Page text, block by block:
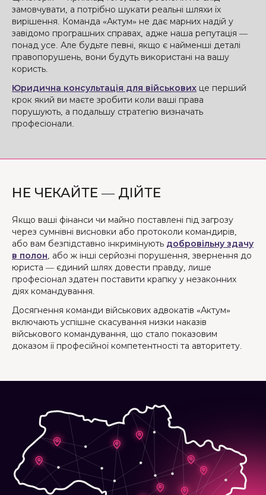
замовчувати, а потрібно шукати реальні шляхи їх
вирішення. Команда «Актум» не дає марних надій у
завідомо програшних справах, адже наша репутація —
понад усе. Але будьте певні, якщо є найменші деталі
правопорушень, вони будуть використані на вашу
користь.
Юридична консультація для військових це перший
крок який ви маєте зробити коли ваші права
порушують, а подальшу стратегію визначать
професіонали.
НЕ ЧЕКАЙТЕ — ДІЙТЕ
Якщо ваші фінанси чи майно поставлені під загрозу
через сумнівні висновки або протоколи командирів,
або вам безпідставно інкримінують добровільну здачу
в полон , або ж інші серйозні порушення, звернення до
юриста — єдиний шлях довести правду, лише
професіонал здатен поставити крапку у незаконних
діях командування.
Досягнення команди військових адвокатів «Актум»
включають успішне скасування низки наказів
військового командування, що стало показовим
доказом її професійної компетентності та авторитету.